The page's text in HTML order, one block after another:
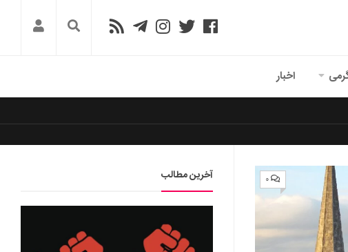
اخبار
۰ آخرین مطالب